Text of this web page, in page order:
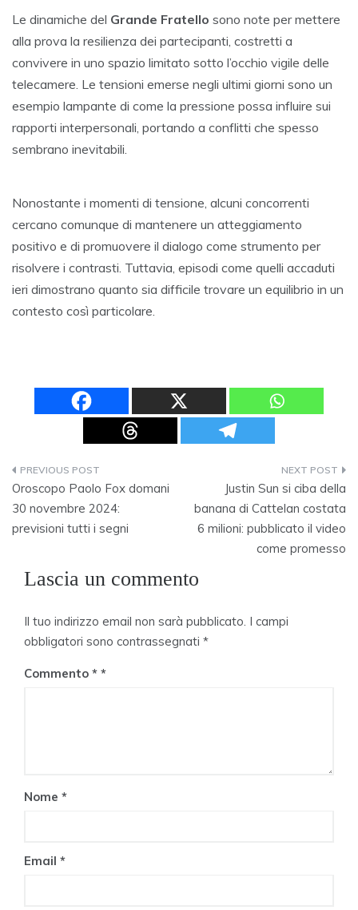
Le dinamiche del Grande Fratello sono note per mettere
alla prova la resilienza dei partecipanti, costretti a
convivere in uno spazio limitato sotto l’occhio vigile delle
telecamere. Le tensioni emerse negli ultimi giorni sono un
esempio lampante di come la pressione possa influire sui
rapporti interpersonali, portando a conflitti che spesso
sembrano inevitabili.
Nonostante i momenti di tensione, alcuni concorrenti
cercano comunque di mantenere un atteggiamento
positivo e di promuovere il dialogo come strumento per
risolvere i contrasti. Tuttavia, episodi come quelli accaduti
ieri dimostrano quanto sia difficile trovare un equilibrio in un
contesto così particolare.
Navigazione
articoli
Oroscopo Paolo Fox domani
30 novembre 2024:
previsioni tutti i segni
Justin Sun si ciba della
banana di Cattelan costata
6 milioni: pubblicato il video
come promesso
Lascia un commento
Il tuo indirizzo email non sarà pubblicato. I campi
obbligatori sono contrassegnati *
Commento *
Nome *
Email *